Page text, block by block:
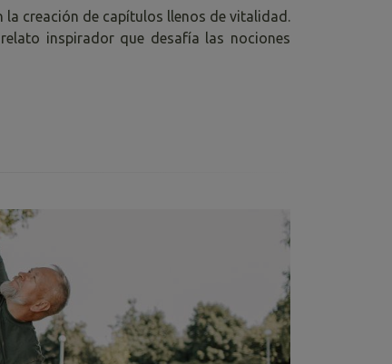
la creación de capítulos llenos de vitalidad.
inspirador que desafía las nociones